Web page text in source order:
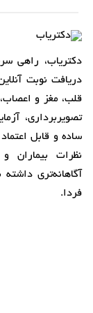
دکتریاب، راهی
دریافت نوبت
قلب، مغز و
تصویربرداری،
ساده و قابل
نظرات بیماران
آگاهانه‌تری
فردا.